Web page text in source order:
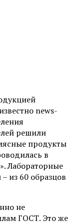
news-
решили
продукты
в
Лабораторные
из 60 образцов
не
ГОСТ. Это же